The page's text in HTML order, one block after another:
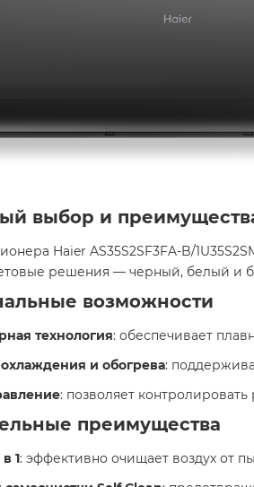
выбор и
Haier AS35S2SF3FA-B/
решения — черный, белый и
возможности
технология: обеспечивает
и обогрева:
: позволяет
преимущества
1: эффективно очищает воздух от